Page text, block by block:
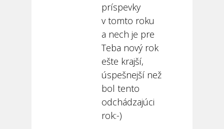
príspevky
v tomto roku
a nech je pre
Teba nový rok
ešte krajší,
úspešnejší než
bol tento
odchádzajúci
rok:-)